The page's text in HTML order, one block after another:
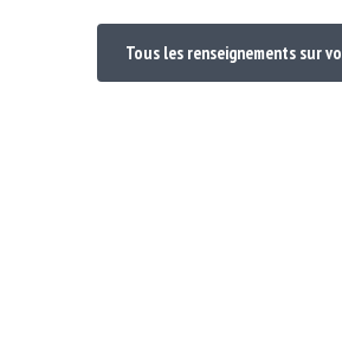
Tous les renseignements sur